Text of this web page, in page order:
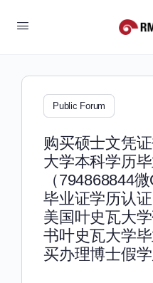
Public Forum
购买硕士文凭
大学本科学历毕
（794868844
毕业证学历认
美国叶史瓦大
书叶史瓦大学
买办理博士假